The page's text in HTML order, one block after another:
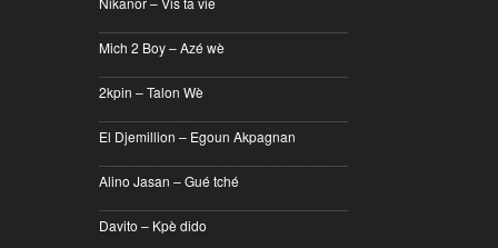
Mich 2 Boy – Azé wè
2kpin – Talon Wè
El Djemillion – Egoun Akpagnan
Alino Jasan – Gué tché
Davito – Kpè dido